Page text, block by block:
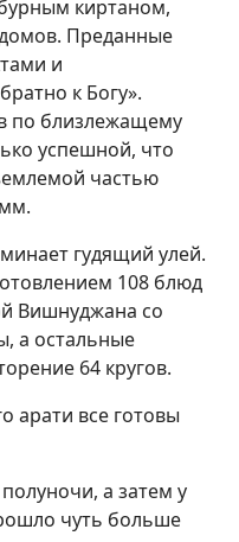
киртаном,
Преданные
и
к Богу».
по близлежащему
успешной, что
частью
гудящий улей.
108 блюд
Вишнуджана со
а остальные
64 кругов.
арати все готовы
а затем у
чуть больше